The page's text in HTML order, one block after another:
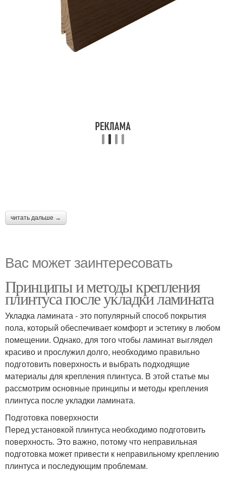
читать дальше →
Вас может заинтересовать
Принципы и методы крепления
плинтуса после укладки ламината
Укладка ламината - это популярный способ покрытия
пола, который обеспечивает комфорт и эстетику в любом
помещении. Однако, для того чтобы ламинат выглядел
красиво и прослужил долго, необходимо правильно
подготовить поверхность и выбрать подходящие
материалы для крепления плинтуса. В этой статье мы
рассмотрим основные принципы и методы крепления
плинтуса после укладки ламината.
Подготовка поверхности
Перед установкой плинтуса необходимо подготовить
поверхность. Это важно, потому что неправильная
подготовка может привести к неправильному креплению
плинтуса и последующим проблемам.